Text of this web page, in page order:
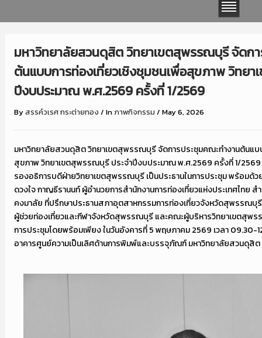
มหาวิทยาลัยสวนดุสิต วิทยาเขตสุพรรณบุรี จัดก
ต้นแบบการท่องเที่ยวเชิงชุมชนเพื่อสุขภาพ วิทยา
ปีงบประมาณ พ.ศ.2569 ครั้งที่ 1/2569
Byสรรค์วเรศ กระต่ายทอง / Inภาพกิจกรรม / May 6, 2026
มหาวิทยาลัยสวนดุสิต วิทยาเขตสุพรรณบุรี จัดการประชุมคณะทำงานต้นแบ
สุขภาพ วิทยาเขตสุพรรณบุรี ประจำปีงบประมาณ พ.ศ.2569 ครั้งที่ 1/2569
รองอธิการบดีฝ่ายวิทยาเขตสุพรรณบุรี เป็นประธานในการประชุม พร้อมด้
ดวงใจ กาญธีรานนท์ ผู้อำนวยการสำนักงานการท่องเที่ยวแห่งประเทศไท
คงมาลัย ที่ปรึกษาประธานสภาอุตสาหกรรมการท่องเที่ยวจังหวัดสุพรรณ
ผู้ช่วยท่องเที่ยวและกีฬาจังหวัดสุพรรณบุรี และคณะผู้บริหารวิทยาเขตสุพร
การประชุมโดยพร้อมเพียง ในวันอังคารที่ 5 พฤษภาคม 2569 เวลา 09.30-
อาคารศูนย์ความเป็นเลิศด้านการพิมพ์และบรรจุภัณฑ์ มหาวิทยาลัยสวนดุสิ